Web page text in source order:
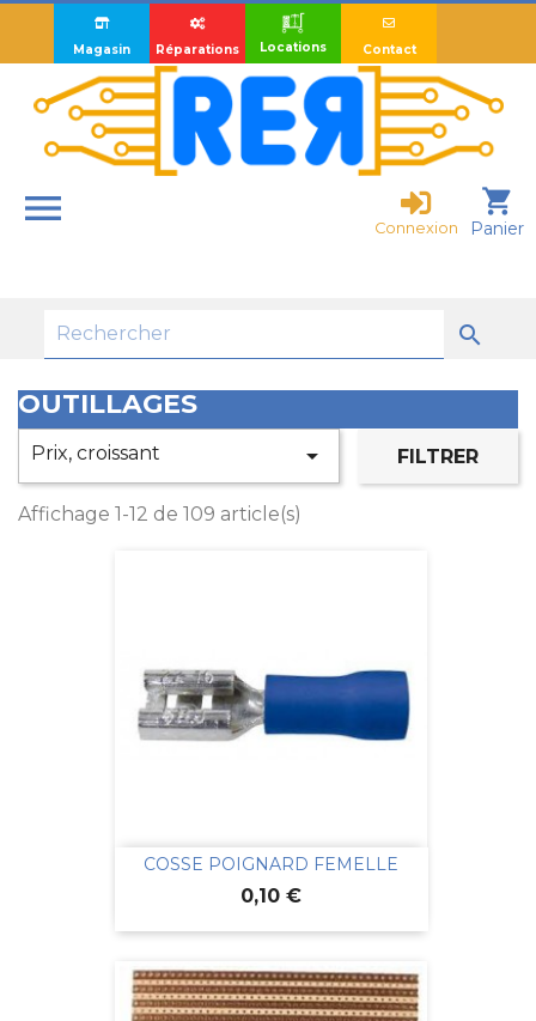
Magasin Réparations Locations Contact
 shopping_cart
Panier
Connexion

OUTILLAGES
Prix, croissant  FILTRER
Affichage 1-12 de 109 article(s)
COSSE POIGNARD FEMELLE
Prix
0,10 €